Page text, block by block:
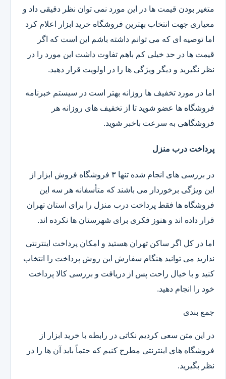
متغیر بودن قیمت ها در این مورد نمی توان نظر دقیقی داد و
معیاری جهت انتخاب بهترین فروشگاه خرید ابزار اعلام کرد
اما توصیه ای که می توانم داشته باشم این است که اگر
قیمت ها در حد خیلی کم باهم تفاوت داشت این مورد را در
نظر نگیرید و دیگر ویژگی ها را در اولویت قرار دهید.
اما در مورد تخفیف ها روزانه بهتر است در سیستم خبرنامه
فروشگاه ها عضو شوید تا از تخفیف های روزانه هر
فروشگاهی به سرعت باخبر شوید.
پرداخت درب منزل
در بررسی های انجام شده تنها ۳ فروشگاه فروش ابزار از
این ویژگی برخوردار می باشند که متأسفانه هر سه این
فروشگاه ها فقط پرداخت درب منزل را برای استان تهران
قرار داده اند و هنوز فکری برای شهرستان ها نکرده اند.
اما در کل اگر ساکن تهران هستید و امکان پرداخت اینترنتی
ندارید می توانید هنگام سفارش این روش پرداخت را انتخاب
کنید و با خیال راحت پس از دریافت و بررسی کالا پرداخت
خود را انجام دهید.
جمع بندی
در این متن سعی کردیم نکاتی در رابطه با خرید ابزار از
فروشگاه های اینترنتی مطرح کنیم که حتماً باید آن ها را در
نظر بگیرید.